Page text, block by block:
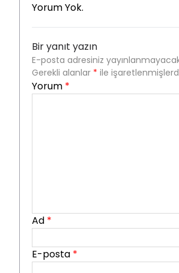
Yorum Yok.
Bir yanıt yazın
E-posta adresiniz
Gerekli alanlar * ile
Yorum *
Ad *
E-posta *